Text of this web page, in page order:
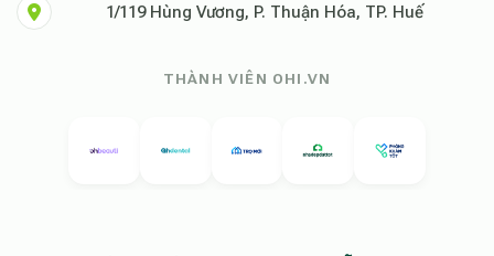
1/119 Hùng Vương, P. Thuận Hóa, TP. Huế
THÀNH VIÊN OHI.VN